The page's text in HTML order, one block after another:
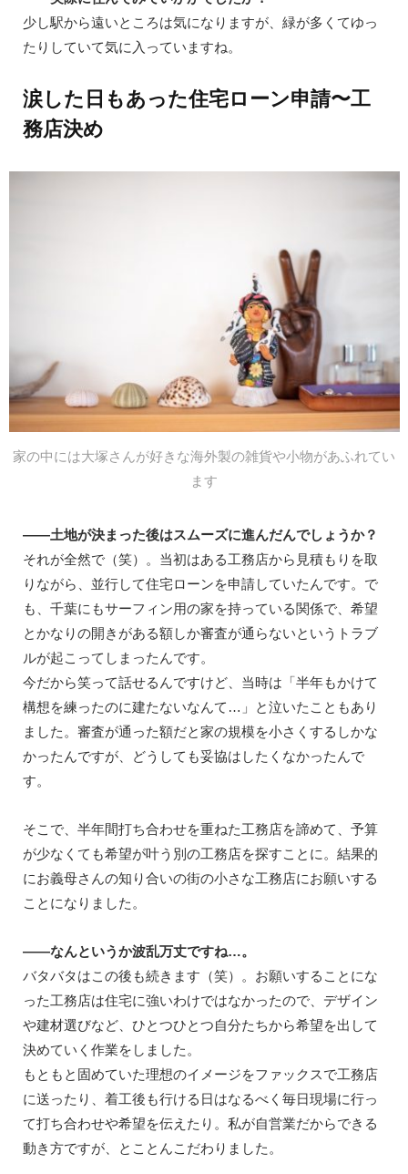
少し駅から遠いところは気になりますが、緑が多くてゆっ
たりしていて気に入っていますね。
涙した日もあった住宅ローン申請〜工
務店決め
家の中には大塚さんが好きな海外製の雑貨や小物があふれてい
ます
——土地が決まった後はスムーズに進んだんでしょうか？
それが全然で（笑）。当初はある工務店から見積もりを取
りながら、並行して住宅ローンを申請していたんです。で
も、千葉にもサーフィン用の家を持っている関係で、希望
とかなりの開きがある額しか審査が通らないというトラブ
ルが起こってしまったんです。
今だから笑って話せるんですけど、当時は「半年もかけて
構想を練ったのに建たないなんて…」と泣いたこともあり
ました。審査が通った額だと家の規模を小さくするしかな
かったんですが、どうしても妥協はしたくなかったんで
す。
そこで、半年間打ち合わせを重ねた工務店を諦めて、予算
が少なくても希望が叶う別の工務店を探すことに。結果的
にお義母さんの知り合いの街の小さな工務店にお願いする
ことになりました。
——なんというか波乱万丈ですね…。
バタバタはこの後も続きます（笑）。お願いすることにな
った工務店は住宅に強いわけではなかったので、デザイン
や建材選びなど、ひとつひとつ自分たちから希望を出して
決めていく作業をしました。
もともと固めていた理想のイメージをファックスで工務店
に送ったり、着工後も行ける日はなるべく毎日現場に行っ
て打ち合わせや希望を伝えたり。私が自営業だからできる
動き方ですが、とことんこだわりました。